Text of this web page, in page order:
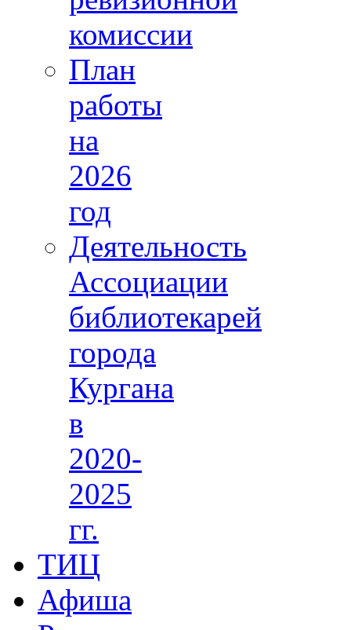
комиссии
План
работы
на
2026
год
Деятельность
Ассоциации
библиотекарей
города
Кургана
в
2020-
2025
гг.
ТИЦ
Афиша